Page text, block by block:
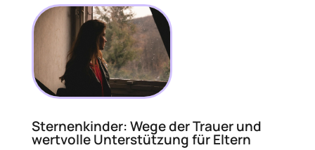
Sternenkinder: Wege der Trauer und
wertvolle Unterstützung für Eltern